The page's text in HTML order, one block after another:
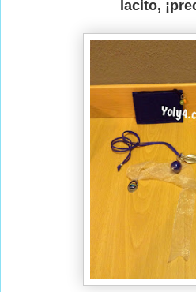
lacito,